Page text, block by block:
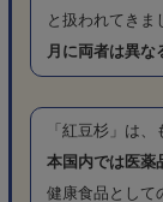
と扱われてきま
月に両者は異な
「紅豆杉」は
本国内では医薬
健康食品として